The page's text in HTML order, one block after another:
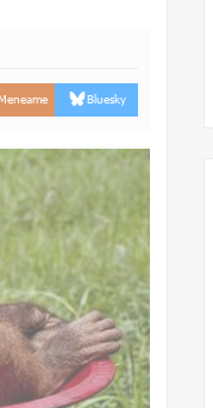
Bluesky